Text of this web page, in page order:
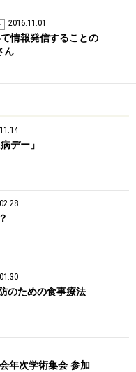
2016.11.01
情報発信することの
ん
デー」
のための食事療法
年次学術集会 参加